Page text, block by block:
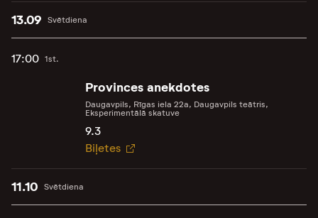
Svētdiena
13.09
17:00 1st.
Provinces anekdotes
Daugavpils, Rīgas iela 22a, Daugavpils teātris,
Eksperimentālā skatuve
9.3
Biļetes
Svētdiena
11.10